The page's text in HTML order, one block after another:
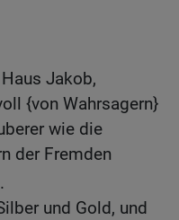
Jakob,
{von Wahrsagern}
wie die
der Fremden
.
und Gold, und